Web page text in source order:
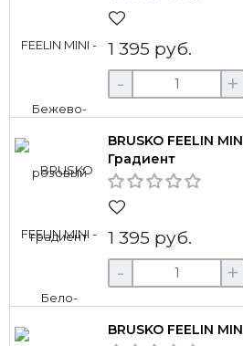
1 395 руб.
- +
BRUSKO FEELIN
Градиент
1 395 руб.
- +
BRUSKO FEELIN